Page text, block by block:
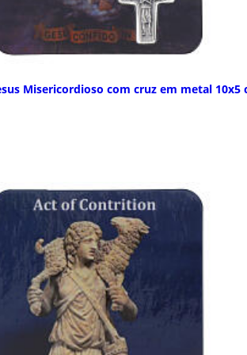
Misericordioso com cruz em metal 10x5